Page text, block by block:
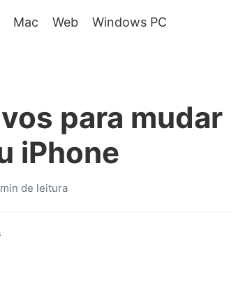
Mac Web Windows PC
para mudar
iPhone
de leitura